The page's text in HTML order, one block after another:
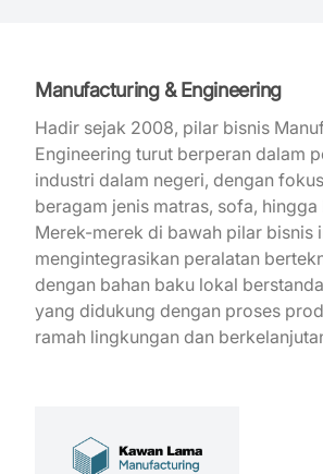
Manufacturing & Engineering
Hadir sejak 2008, pilar bisnis
Engineering turut berperan dalam
industri dalam negeri, dengan
beragam jenis matras, sofa, hingga
Merek-merek di bawah pilar bisnis
mengintegrasikan peralatan
dengan bahan baku lokal
yang didukung dengan proses
ramah lingkungan dan